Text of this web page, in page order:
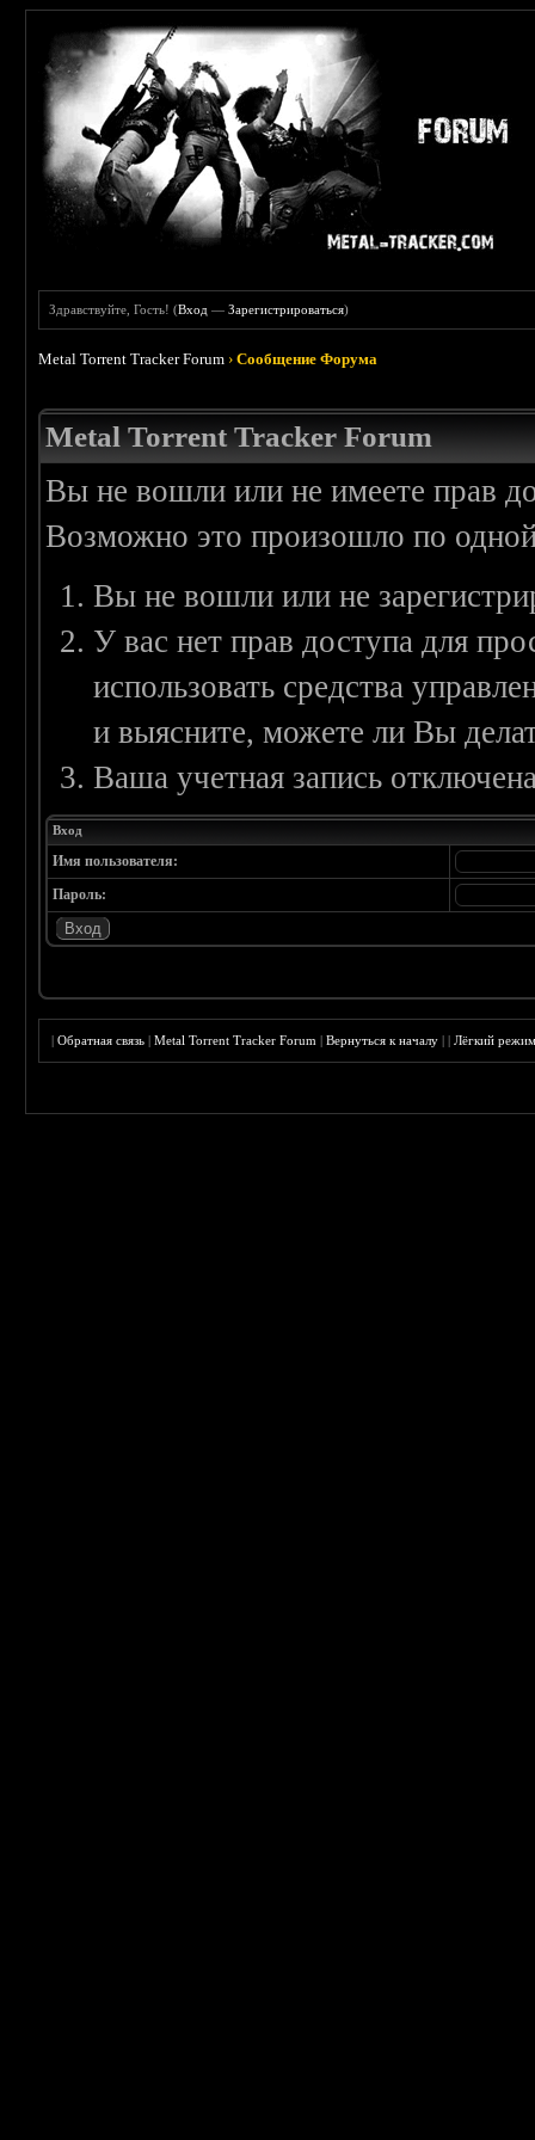
Здравствуйте, Гость! (Вход —Зарегистрироваться)
Metal Torrent Tracker Forum ›Сообщение Форума
Metal Torrent Tracker Forum
Вы не вошли или не имеете прав
Возможно это произошло по
Вы не вошли или не
У вас нет прав доступа для
использовать средства
и выясните, можете ли Вы
Ваша учетная запись
Вход
Имя пользователя:
Пароль:
|Обратная связь |Metal Torrent Tracker Forum |Вернуться к началу ||Лёгкий